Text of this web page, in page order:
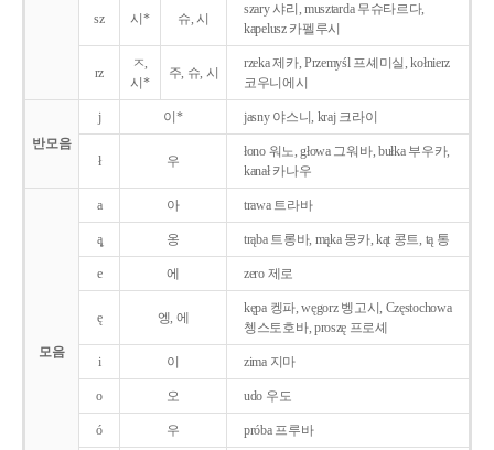
sz 시* 슈, 시
szary 샤리, musztarda 무슈타르다,
kapelusz 카펠루시
rz
ㅈ,
시*
주, 슈, 시
rzeka 제카, Przemyśl 프셰미실, kołnierz
코우니에시
반모음
j 이* jasny 야스니, kraj 크라이
ł 우
łono 워노, głowa 그워바, bułka 부우카,
kanał 카나우
모음
a 아 trawa 트라바
ą̨ 옹 trąba 트롱바, mąka 몽카, kąt 콩트, tą 통
e 에 zero 제로
ę 엥, 에
kępa 켕파, węgorz 벵고시, Częstochowa
쳉스토호바, proszę 프로셰
i 이 zima 지마
o 오 udo 우도
ó 우 próba 프루바